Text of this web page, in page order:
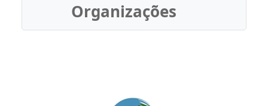
Organizações